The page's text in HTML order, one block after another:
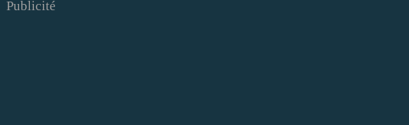
Publicité